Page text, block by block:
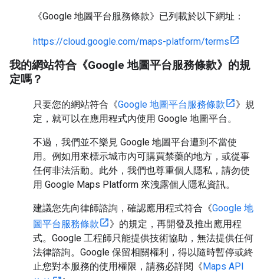
《Google 地圖平台服務條款》已列載於以下網址：
https://cloud.google.com/maps-platform/terms
我的網站符合《Google 地圖平台服務條款》的規
定嗎？
只要您的網站符合《Google 地圖平台服務條款
》規
定，就可以在應用程式內使用 Google 地圖平台。
不過，我們並不樂見 Google 地圖平台遭到不當使
用。例如用來標示城市內可購買禁藥的地方，或從事
任何非法活動。此外，我們也尊重個人隱私，請勿使
用 Google Maps Platform 來洩露個人隱私資訊。
建議您先向律師諮詢，確認應用程式符合《Google 地
圖平台服務條款
》的規定，再開發及推出應用程
式。Google 工程師只能提供技術協助，無法提供任何
法律諮詢。Google 保留相關權利，得以隨時暫停或終
止您對本服務的使用權限，請務必詳閱《Maps API